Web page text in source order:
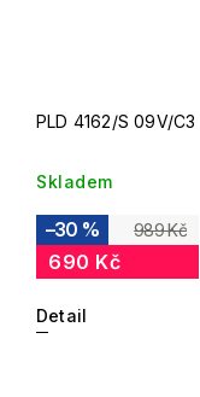
PLD 4162/S 09V/C3
Skladem
989 Kč
–30 %
690 Kč
Detail